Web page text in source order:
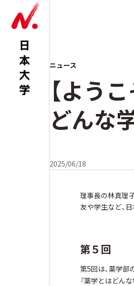
ニュース
【よう
どんな
2025/06/18
理事長の林真理
友や学生など、
第５回
第5回は、薬学部
『薬学とはどん